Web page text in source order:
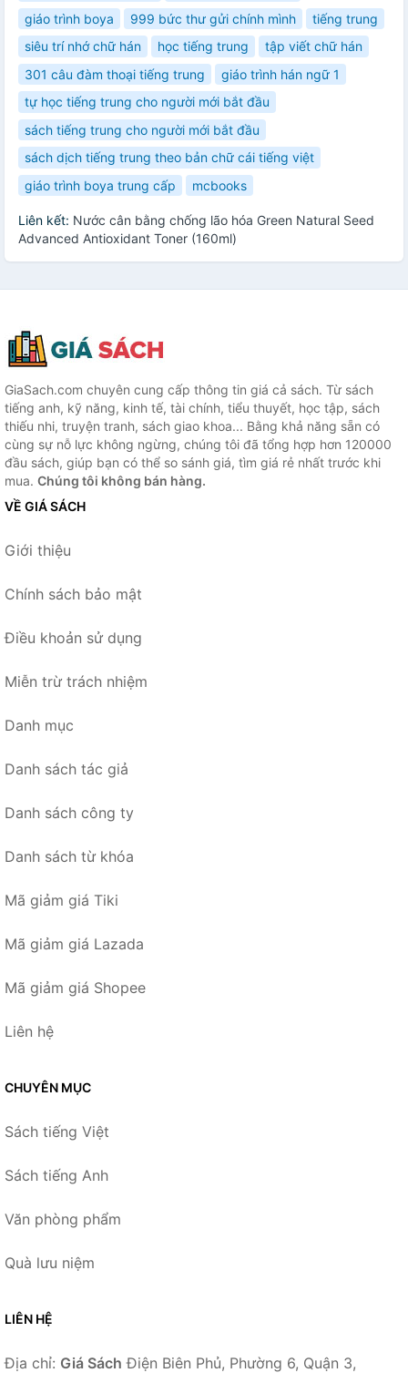
giáo trình boya
999 bức thư gửi chính mình
tiếng trung
siêu trí nhớ chữ hán
học tiếng trung
tập viết chữ hán
301 câu đàm thoại tiếng trung
giáo trình hán ngữ 1
tự học tiếng trung cho người mới bắt đầu
sách tiếng trung cho người mới bắt đầu
sách dịch tiếng trung theo bản chữ cái tiếng việt
giáo trình boya trung cấp
mcbooks
Liên kết: Nước cân bằng chống lão hóa Green Natural Seed
Advanced Antioxidant Toner (160ml)
GiaSach.com chuyên cung cấp thông tin giá cả sách. Từ sách
tiếng anh, kỹ năng, kinh tế, tài chính, tiểu thuyết, học tập, sách
thiếu nhi, truyện tranh, sách giao khoa... Bằng khả năng sẵn có
cùng sự nỗ lực không ngừng, chúng tôi đã tổng hợp hơn 120000
đầu sách, giúp bạn có thể so sánh giá, tìm giá rẻ nhất trước khi
mua. Chúng tôi không bán hàng.
VỀ GIÁ SÁCH
Giới thiệu
Chính sách bảo mật
Điều khoản sử dụng
Miễn trừ trách nhiệm
Danh mục
Danh sách tác giả
Danh sách công ty
Danh sách từ khóa
Mã giảm giá Tiki
Mã giảm giá Lazada
Mã giảm giá Shopee
Liên hệ
CHUYÊN MỤC
Sách tiếng Việt
Sách tiếng Anh
Văn phòng phẩm
Quà lưu niệm
LIÊN HỆ
Địa chỉ: Giá Sách Điện Biên Phủ, Phường 6, Quận 3,